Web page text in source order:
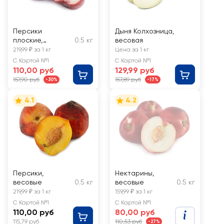
Персики
плоские,
весовые
0.5 кг
219,99 ₽ за 1 кг
С Картой №1
110,00 руб
157,90 руб -30%
Дыня Колхозница,
весовая
Цена за 1 кг
С Картой №1
129,99 руб
157,89 руб -17%
4.1
Персики,
весовые
0.5 кг
219,99 ₽ за 1 кг
С Картой №1
110,00 руб
115,79 руб
4.2
Нектарины,
весовые
0.5 кг
159,99 ₽ за 1 кг
С Картой №1
80,00 руб
110,53 руб -27%